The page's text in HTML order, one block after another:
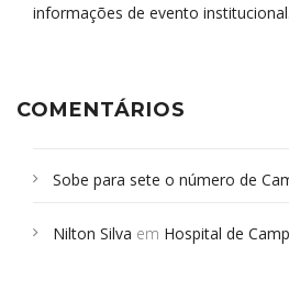
informações de evento institucional.
COMENTÁRIOS
Sobe para sete o número de
Campoformosenses que morreram
Nilton Silva em Hospital de